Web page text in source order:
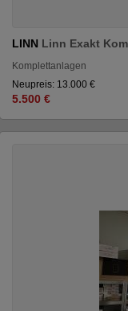
LINN Linn Exakt
Komplettanlagen
Neupreis: 13.000 €
5.500 €